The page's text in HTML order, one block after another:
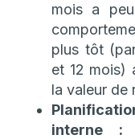
mois a
plus tôt
et 12 mois)
la valeur de
interne :